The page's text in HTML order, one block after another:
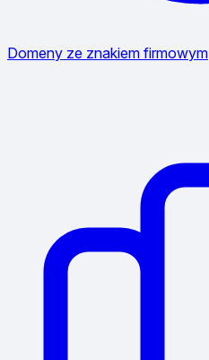
Domeny ze znakiem firmowym